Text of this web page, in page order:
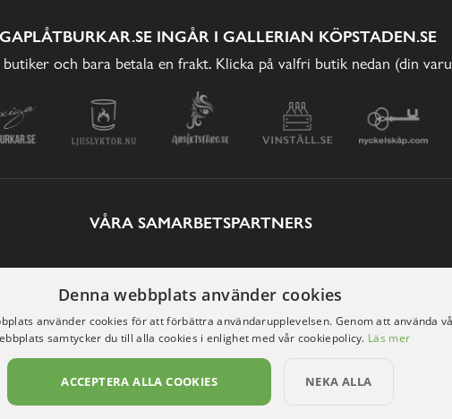
INGÅR I GALLERIAN KÖPSTADEN.SE
och bara betala en frakt. Klicka på valfri butik nedan (din
VÅRA SAMARBETSPARTNERS
Denna webbplats använder cookies
använder cookies för att förbättra användarupplevelsen. Genom att använda
samtycker du till alla cookies i enlighet med vår cookiepolicy. Läs mer
ACCEPTERA ALLA COOKIES NEKA ALLA